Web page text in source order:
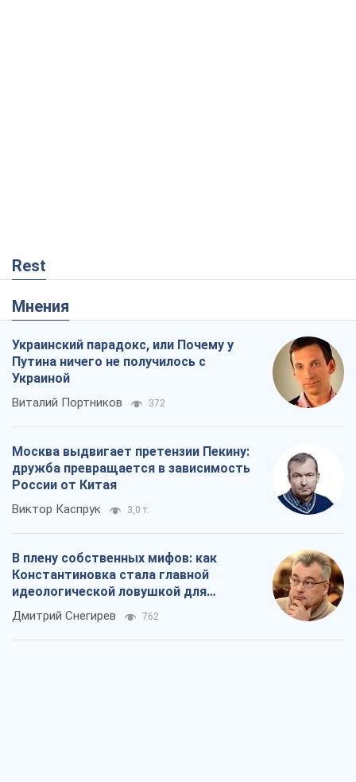
Rest
Мнения
Украинский парадокс, или Почему у
Путина ничего не получилось с
Украиной
Виталий Портников 372
Москва выдвигает претензии Пекину:
дружба превращается в зависимость
России от Китая
Виктор Каспрук 3,0 т.
В плену собственных мифов: как
Константиновка стала главной
идеологической ловушкой для
российских оккупантов
Дмитрий Снегирев 762